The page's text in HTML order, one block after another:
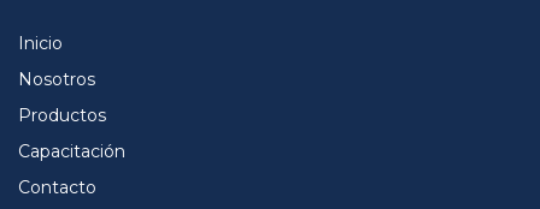
Inicio
Nosotros
Productos
Capacitación
Contacto